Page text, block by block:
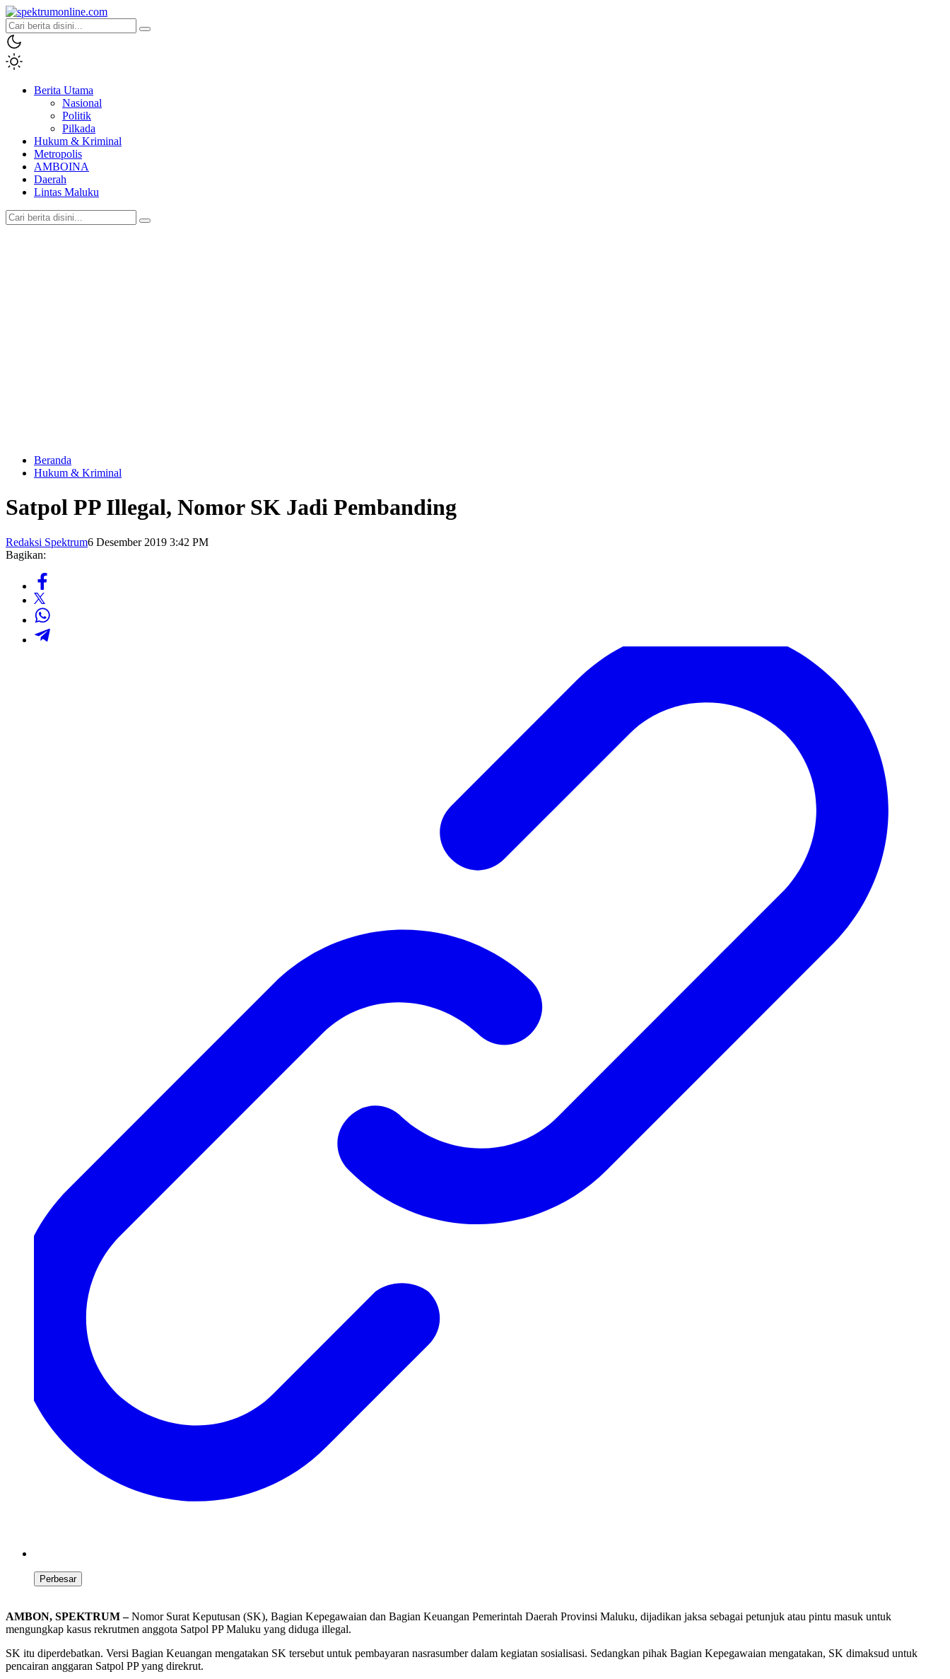
spektrumonline.com
Berita Utama
Nasional
Politik
Pilkada
Hukum & Kriminal
Metropolis
AMBOINA
Daerah
Lintas Maluku
Beranda
Hukum & Kriminal
Satpol PP Illegal, Nomor SK Jadi Pembanding
Redaksi Spektrum6 Desember 2019 3:42 PM
Bagikan:
Perbesar
AMBON, SPEKTRUM –Nomor Surat Keputusan (SK), Bagian Kepegawaian dan Bagian Keuangan Pemerintah Daerah Provinsi Maluku, dijadikan jaksa sebagai petunjuk atau pintu masuk untuk
mengungkap kasus rekrutmen anggota Satpol PP Maluku yang diduga illegal.
SK itu diperdebatkan. Versi Bagian Keuangan mengatakan SK tersebut untuk pembayaran nasrasumber dalam kegiatan sosialisasi. Sedangkan pihak Bagian Kepegawaian mengatakan, SK dimaksud untuk
pencairan anggaran Satpol PP yang direkrut.